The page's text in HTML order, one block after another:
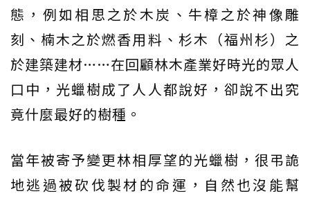
態，例如相思之於木炭、牛樟之於神像雕
刻、楠木之於燃香用料、杉木（福州杉）之
於建築建材……在回顧林木產業好時光的眾人
口中，光蠟樹成了人人都說好，卻說不出究
竟什麼最好的樹種。
當年被寄予變更林相厚望的光蠟樹，很弔詭
地逃過被砍伐製材的命運，自然也沒能幫